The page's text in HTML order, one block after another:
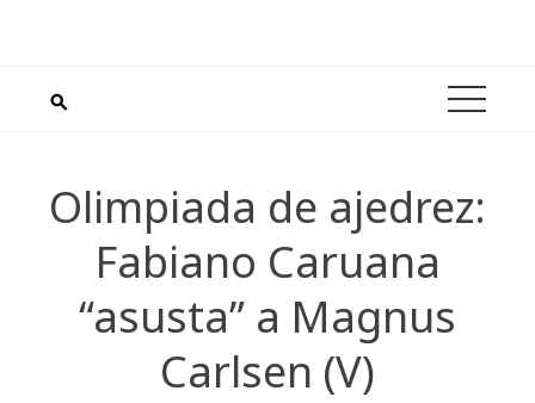
Olimpiada de ajedrez:
Fabiano Caruana
“asusta” a Magnus
Carlsen (V)